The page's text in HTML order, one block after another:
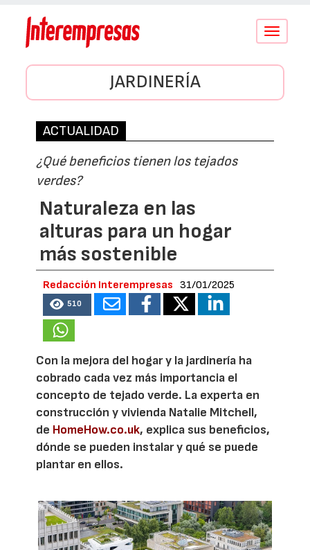
Conmutar
JARDINERÍA
ACTUALIDAD
¿Qué beneficios tienen los tejados
verdes?
Naturaleza en las
alturas para un hogar
más sostenible
Redacción Interempresas 31/01/2025
510
Con la mejora del hogar y la jardinería ha
cobrado cada vez más importancia el
concepto de tejado verde. La experta en
construcción y vivienda Natalie Mitchell,
de HomeHow.co.uk, explica sus beneficios,
dónde se pueden instalar y qué se puede
plantar en ellos.